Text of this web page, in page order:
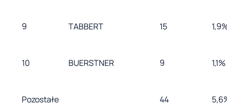
9 TABBERT 15
10 BUERSTNER 9 1,1%
Pozostałe 44